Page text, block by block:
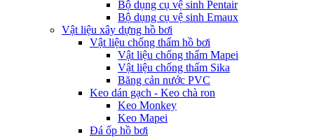
Bộ dụng cụ vệ sinh Pentair
Bộ dụng cụ vệ sinh Emaux
Vật liệu xây dựng hồ bơi
Vật liệu chống thấm hồ bơi
Vật liệu chống thấm Mapei
Vật liệu chống thấm Sika
Băng cản nước PVC
Keo dán gạch - Keo chà ron
Keo Monkey
Keo Mapei
Đá ốp hồ bơi